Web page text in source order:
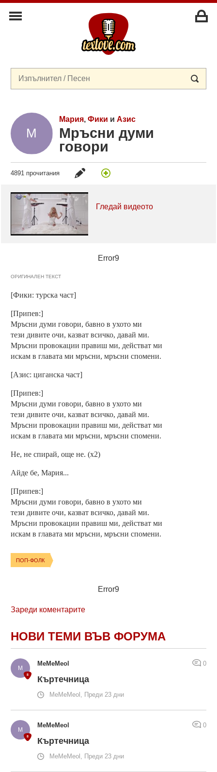
Мария, Фики и Азис
Мръсни думи
говори
4891 прочитания
Гледай видеото
Error9
ОРИГИНАЛЕН ТЕКСТ
[Фики: турска част]
[Припев:]
Мръсни думи говори, бавно в ухото ми
тези дивите очи, казват всичко, давай ми.
Мръсни провокации правиш ми, действат ми
искам в главата ми мръсни, мръсни спомени.
[Азис: циганска част]
[Припев:]
Мръсни думи говори, бавно в ухото ми
тези дивите очи, казват всичко, давай ми.
Мръсни провокации правиш ми, действат ми
искам в главата ми мръсни, мръсни спомени.
Не, не спирай, още не. (x2)
Айде бе, Мария...
[Припев:]
Мръсни думи говори, бавно в ухото ми
тези дивите очи, казват всичко, давай ми.
Мръсни провокации правиш ми, действат ми
искам в главата ми мръсни, мръсни спомени.
ПОП-ФОЛК
Error9
Зареди коментарите
НОВИ ТЕМИ ВЪВ ФОРУМА
MeMeMeol 0
Къртечница
MeMeMeol, Преди 23 дни
MeMeMeol 0
Къртечница
MeMeMeol, Преди 23 дни